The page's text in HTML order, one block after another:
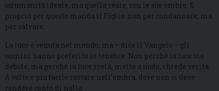
un’umanità ideale, ma quella reale, con le sue ombre. E
proprio per questo manda il Figlio: non per condannare, ma
per salvare.
La luce è venuta nel mondo, ma – dice il Vangelo – gli
uomini hanno preferito le tenebre. Non perché la luce sia
debole, ma perché la luce svela, mette a nudo, chiede verità.
A volte è più facile restare nell’ombra, dove non si deve
rendere conto di nulla.